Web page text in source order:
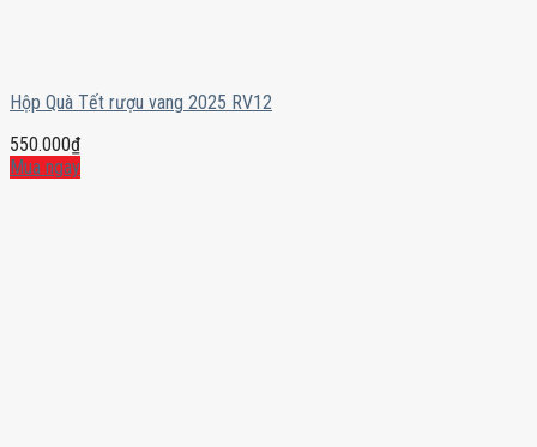
Hộp Quà Tết rượu vang 2025 RV12
550.000₫
Mua ngay